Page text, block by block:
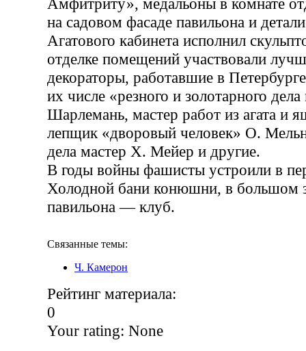
на садовом фасаде павильона и
Агатового кабинета исполнил
отделке помещений участвовали
декораторы, работавшие в
их числе «резного и золотарного
Шарлемань, мастер работ из агата
лепщик «дворовый человек» О.
дела мастер X. Meйер и другие.
В годы войны фашисты устроили в
Холодной бани конюшни, в большом
павильона — клуб.
Связанные темы:
Ч. Камерон
Рейтинг материала:
0
Your rating: None